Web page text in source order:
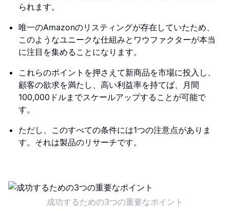
られます。
唯一のAmazonのリスティングが存在していたため、
このようなユニークな仕組みとワウフ​​ァクターが本当
に注目を集めることになります。
これらのポイントを押さえて新商品を市場に投入し、
顧客の欲求を満たし、高い利益率を持てば、月間
100,000ドルまでスケールアップすることが可能で
す。
ただし、このすべての条件には1つの注意点がありま
す。それは製品のリサーチです。
成功するための3つの重要なポイント